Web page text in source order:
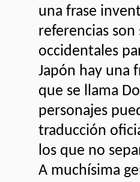
una frase
referencias
occidentales
Japón hay una
que se llama
personajes
traducción
los que no
A muchísima